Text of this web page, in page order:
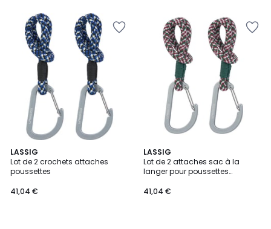
LASSIG
Lot de 2 crochets attaches
poussettes
41,04 €
LASSIG
Lot de 2 attaches sac à la
langer pour poussettes
41,04 €